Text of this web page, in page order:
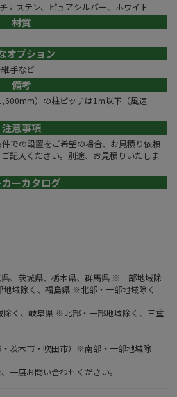
ナステン、ピュアシルバー、ホワイト
材質
オプション
手など
備考
）の柱ピッチは1m以下（風速
注意事項
での設置をご希望の場合、お見積り依頼
記入ください。別途、お見積りいたしま
カーカタログ
、茨城県、栃木県、群馬県 ※一部地域除
域除く、福島県 ※北部・一部地域除く
く、岐阜県 ※北部・一部地域除く、三重
茨木市・吹田市）※南部・一部地域除
一度お問い合わせください。